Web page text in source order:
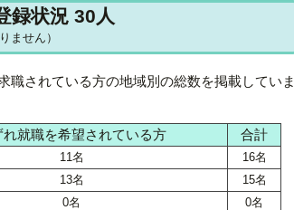
録状況 30人
ません）
職されている方の地域別の総数を掲載していま
れ就職を希望されている方 合計
11名
16名
13名
15名
0名
0名